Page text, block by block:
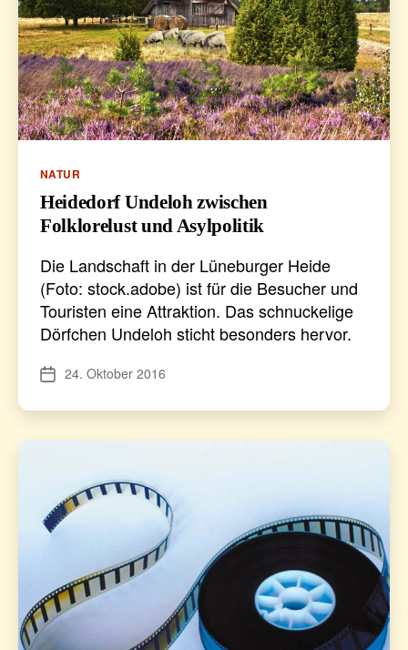
Kategorien
NATUR
Heidedorf Undeloh zwischen
Folklorelust und Asylpolitik
Die Landschaft in der Lüneburger Heide
(Foto: stock.adobe) ist für die Besucher und
Touristen eine Attraktion. Das schnuckelige
Dörfchen Undeloh sticht besonders hervor.
Veröffentlichungsdatum
24. Oktober 2016